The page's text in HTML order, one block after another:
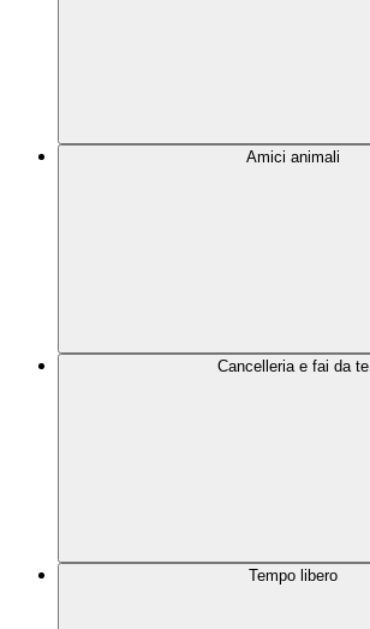
Amici animali
Cancelleria e fai da te
Tempo libero